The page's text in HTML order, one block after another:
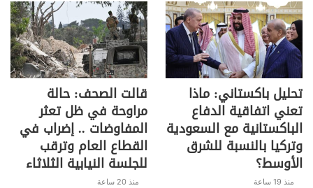
تحليل باكستاني: ماذا
تعني اتفاقية الدفاع
الباكستانية مع السعودية
وتركيا بالنسبة للشرق
الأوسط؟
منذ 19 ساعة
قالت الصحف: حالة
مراوحة في ظل تعثر
المفاوضات .. إضراب في
القطاع العام وترقب
للجلسة النيابية الثلاثاء
منذ 20 ساعة